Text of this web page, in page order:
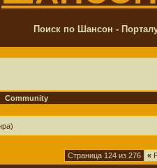
Поиск по Шансон -
Community
Страница 124 из 276 «